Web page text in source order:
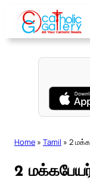
content
Home » Tamil » 2
2